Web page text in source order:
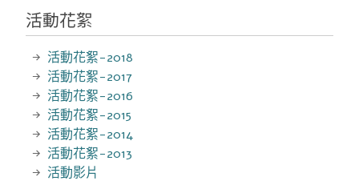
活動花絮
活動花絮-2018
活動花絮-2017
活動花絮-2016
活動花絮-2015
活動花絮-2014
活動花絮-2013
活動影片